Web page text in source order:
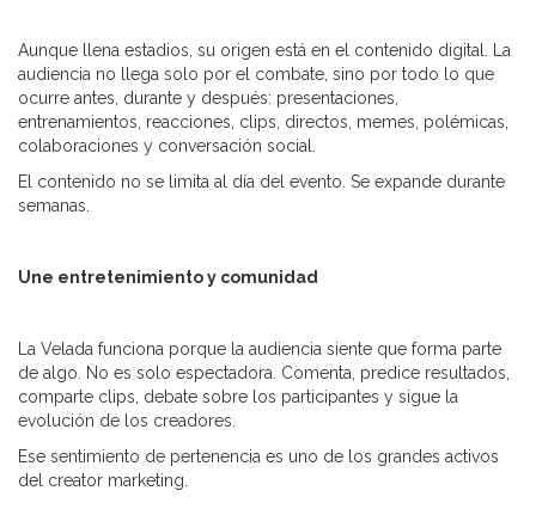
Aunque llena estadios, su origen está en el contenido digital. La
audiencia no llega solo por el combate, sino por todo lo que
ocurre antes, durante y después: presentaciones,
entrenamientos, reacciones, clips, directos, memes, polémicas,
colaboraciones y conversación social.
El contenido no se limita al día del evento. Se expande durante
semanas.
Une entretenimiento y comunidad
La Velada funciona porque la audiencia siente que forma parte
de algo. No es solo espectadora. Comenta, predice resultados,
comparte clips, debate sobre los participantes y sigue la
evolución de los creadores.
Ese sentimiento de pertenencia es uno de los grandes activos
del creator marketing.